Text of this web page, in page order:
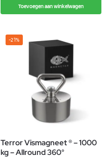
Toevoegen aan winkelwagen
-21%
Terror Vismagneet ® – 1000
kg – Allround 360°